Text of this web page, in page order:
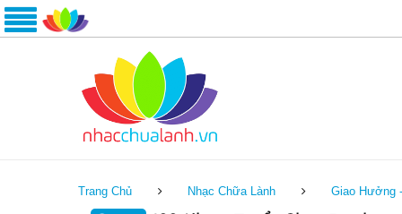
Trang Chủ Nhạc Chữa Lành Giao Hưởng